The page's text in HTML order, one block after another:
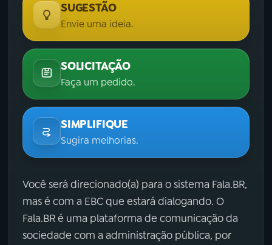
SUGESTÃO
Envie uma ideia.
SOLICITAÇÃO
Faça um pedido.
SIMPLIFIQUE
Sugira melhorias.
Você será direcionado(a) para o sistema Fala.BR,
mas é com a EBC que estará dialogando. O
Fala.BR é uma plataforma de comunicação da
sociedade com a administração pública, por